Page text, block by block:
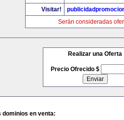
Visitar!
Serán consideradas
Realizar una Oferta
Precio Ofrecido $
dominios en venta: